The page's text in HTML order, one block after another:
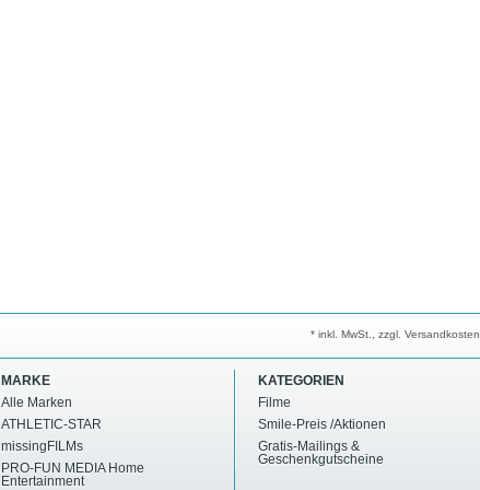
* inkl. MwSt., zzgl. Versandkosten
MARKE
Alle Marken
ATHLETIC-STAR
missingFILMs
PRO-FUN MEDIA Home
Entertainment
KATEGORIEN
Filme
Smile-Preis /Aktionen
Gratis-Mailings &
Geschenkgutscheine